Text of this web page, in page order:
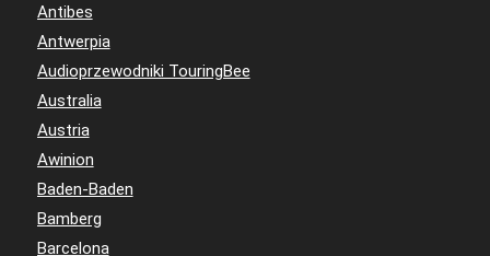
Antibes
Antwerpia
Audioprzewodniki TouringBee
Australia
Austria
Awinion
Baden-Baden
Bamberg
Barcelona